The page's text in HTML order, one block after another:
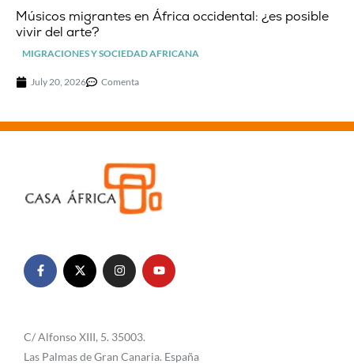
Músicos migrantes en África occidental: ¿es posible
vivir del arte?
MIGRACIONES Y SOCIEDAD AFRICANA
July 20, 2026 Comenta
C/ Alfonso XIII, 5. 35003.
Las Palmas de Gran Canaria. España